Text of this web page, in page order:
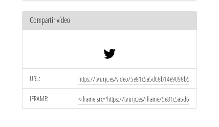
Compartir vídeo
URL:
IFRAME: